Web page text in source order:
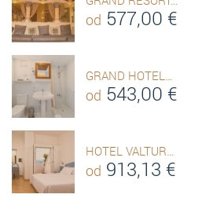
od 577,00 €
GRAND HOTEL…
od 543,00 €
HOTEL VALTUR…
od 913,13 €